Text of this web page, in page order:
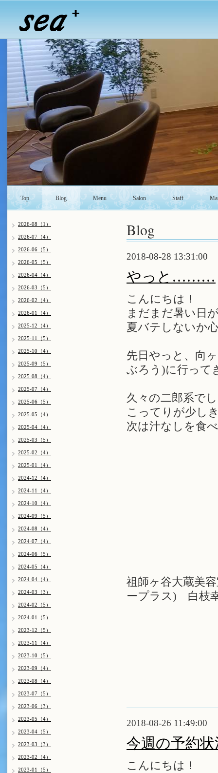
Top Blog Menu Salon Staff
Blog
2018-08-28 13:31:00
やっと………
こんにちは！
まだまだ暑い日
夏バテしないか
先日やっと、向
ぶろう)に行って
久々の二郎系で
こってりが少し
次は汁なしを食
祖師ヶ谷大蔵美
ープラス) 白枝
2018-08-26 11:49:00
今週の予約
こんにちは！
2026-08（1）
2026-07（4）
2026-06（5）
2026-05（5）
2026-04（4）
2026-03（5）
2026-02（4）
2026-01（4）
2025-12（4）
2025-11（5）
2025-10（4）
2025-09（5）
2025-08（4）
2025-07（4）
2025-06（5）
2025-05（4）
2025-04（4）
2025-03（5）
2025-02（4）
2025-01（4）
2024-12（4）
2024-11（4）
2024-10（4）
2024-09（5）
2024-08（4）
2024-07（4）
2024-06（5）
2024-05（4）
2024-04（4）
2024-03（3）
2024-02（5）
2024-01（5）
2023-12（5）
2023-11（4）
2023-10（5）
2023-09（4）
2023-08（4）
2023-07（5）
2023-06（3）
2023-05（4）
2023-04（5）
2023-03（3）
2023-02（4）
2023-01（5）